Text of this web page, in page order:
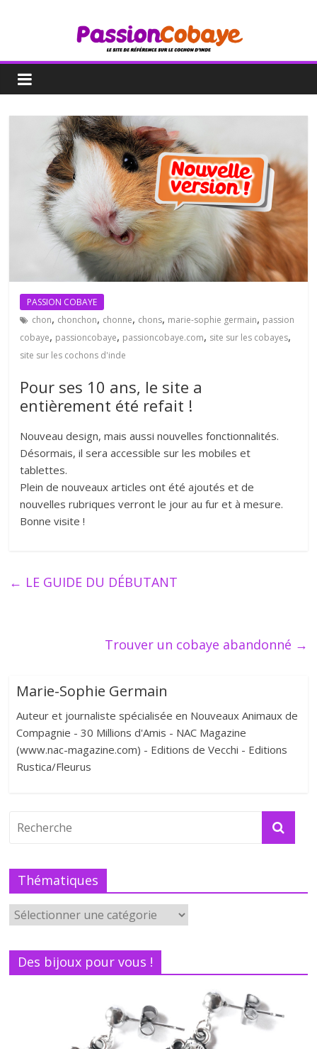
PASSION COBAYE
chon, chonchon, chonne, chons, marie-sophie germain, passion
cobaye, passioncobaye, passioncobaye.com, site sur les cobayes,
site sur les cochons d'inde
Pour ses 10 ans, le site a
entièrement été refait !
Nouveau design, mais aussi nouvelles fonctionnalités.
Désormais, il sera accessible sur les mobiles et
tablettes.
Plein de nouveaux articles ont été ajoutés et de
nouvelles rubriques verront le jour au fur et à mesure.
Bonne visite !
← LE GUIDE DU DÉBUTANT
Trouver un cobaye abandonné →
Marie-Sophie Germain
Auteur et journaliste spécialisée en Nouveaux Animaux de
Compagnie - 30 Millions d'Amis - NAC Magazine
(www.nac-magazine.com) - Editions de Vecchi - Editions
Rustica/Fleurus
Thématiques
Des bijoux pour vous !